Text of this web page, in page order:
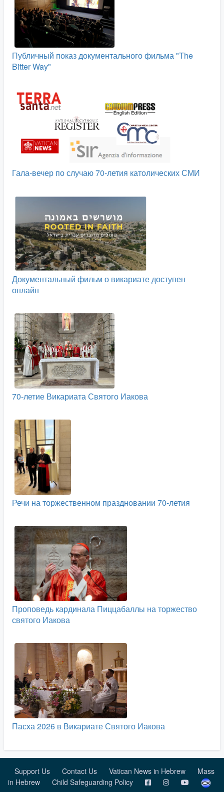
Публичный показ документального фильма "The
Bitter Way"
Гала-вечер по случаю 70-летия католических СМИ
Документальный фильм о викариате доступен
онлайн
70-летие Викариата Святого Иакова
Речи на торжественном праздновании 70-летия
Проповедь кардинала Пиццабаллы на торжество
святого Иакова
Пасха 2026 в Викариате Святого Иакова
Support Us Contact Us Vatican News in Hebrew
Mass
in Hebrew
Child Safeguarding Policy